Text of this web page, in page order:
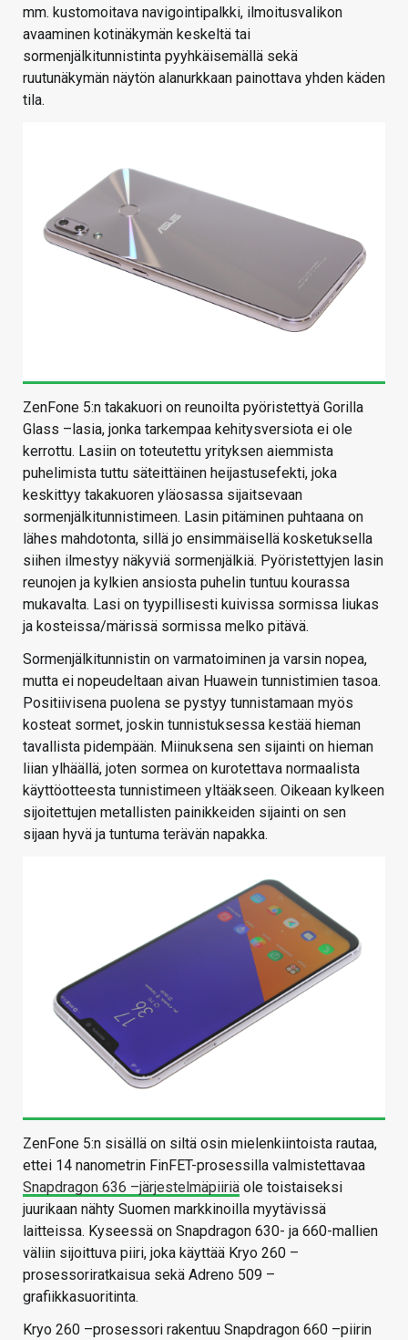
mm. kustomoitava navigointipalkki, ilmoitusvalikon
avaaminen kotinäkymän keskeltä tai
sormenjälkitunnistinta pyyhkäisemällä sekä
ruutunäkymän näytön alanurkkaan painottava yhden käden
tila.
ZenFone 5:n takakuori on reunoilta pyöristettyä Gorilla
Glass –lasia, jonka tarkempaa kehitysversiota ei ole
kerrottu. Lasiin on toteutettu yrityksen aiemmista
puhelimista tuttu säteittäinen heijastusefekti, joka
keskittyy takakuoren yläosassa sijaitsevaan
sormenjälkitunnistimeen. Lasin pitäminen puhtaana on
lähes mahdotonta, sillä jo ensimmäisellä kosketuksella
siihen ilmestyy näkyviä sormenjälkiä. Pyöristettyjen lasin
reunojen ja kylkien ansiosta puhelin tuntuu kourassa
mukavalta. Lasi on tyypillisesti kuivissa sormissa liukas
ja kosteissa/märissä sormissa melko pitävä.
Sormenjälkitunnistin on varmatoiminen ja varsin nopea,
mutta ei nopeudeltaan aivan Huawein tunnistimien tasoa.
Positiivisena puolena se pystyy tunnistamaan myös
kosteat sormet, joskin tunnistuksessa kestää hieman
tavallista pidempään. Miinuksena sen sijainti on hieman
liian ylhäällä, joten sormea on kurotettava normaalista
käyttöotteesta tunnistimeen yltääkseen. Oikeaan kylkeen
sijoitettujen metallisten painikkeiden sijainti on sen
sijaan hyvä ja tuntuma terävän napakka.
ZenFone 5:n sisällä on siltä osin mielenkiintoista rautaa,
ettei 14 nanometrin FinFET-prosessilla valmistettavaa
Snapdragon 636 –järjestelmäpiiriä ole toistaiseksi
juurikaan nähty Suomen markkinoilla myytävissä
laitteissa. Kyseessä on Snapdragon 630- ja 660-mallien
väliin sijoittuva piiri, joka käyttää Kryo 260 –
prosessoriratkaisua sekä Adreno 509 –
grafiikkasuoritinta.
Kryo 260 –prosessori rakentuu Snapdragon 660 –piirin